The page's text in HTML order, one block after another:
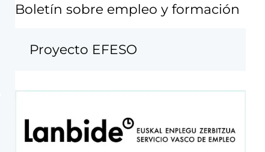
Boletín sobre empleo y formación
Proyecto EFESO